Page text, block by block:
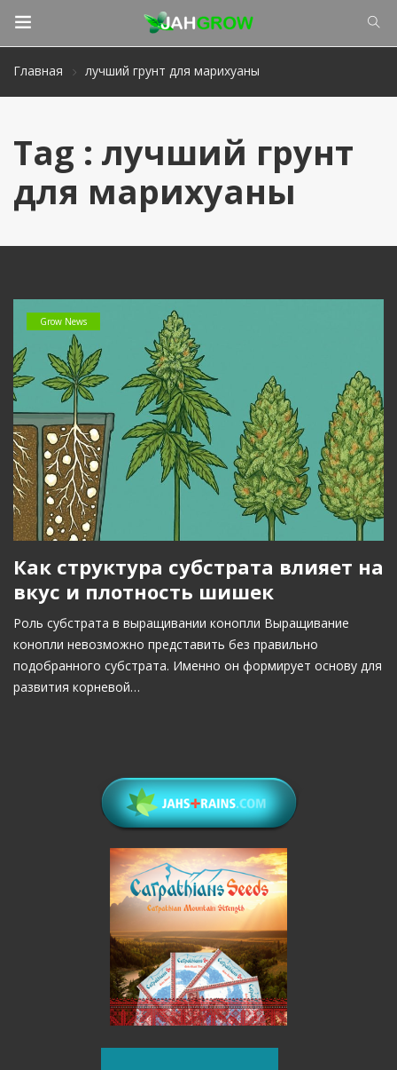
Главная лучший грунт для марихуаны
Tag : лучший грунт
для марихуаны
Grow News
Как структура субстрата влияет на
вкус и плотность шишек
Роль субстрата в выращивании конопли Выращивание
конопли невозможно представить без правильно
подобранного субстрата. Именно он формирует основу для
развития корневой…